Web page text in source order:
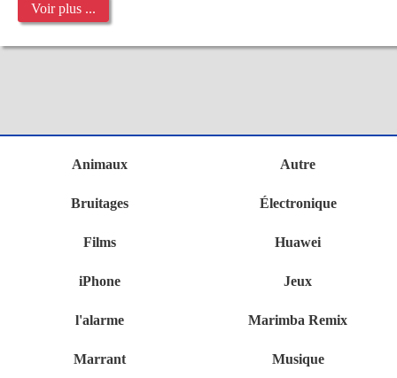
Voir plus ...
Animaux Autre
Bruitages Électronique
Films Huawei
iPhone Jeux
l'alarme Marimba Remix
Marrant Musique